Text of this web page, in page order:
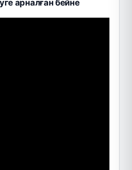
арналған бейне